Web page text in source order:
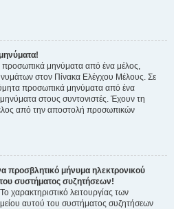
προσωπικά μηνύματα από ένα μέλος,
στον Πίνακα Ελέγχου Μέλους. Σε
προσωπικά μηνύματα από ένα
στους συντονιστές. Έχουν τη
από την αποστολή προσωπικών
προσβλητικό μήνυμα ηλεκτρονικού
συστήματος συζητήσεων!
λειτουργίας των
αυτού του συστήματος συζητήσεων